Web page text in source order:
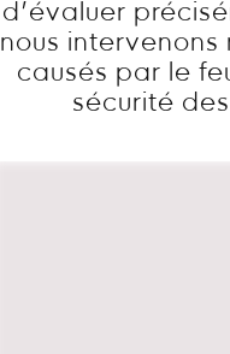
d’évaluer
nous
causés par le
sécurité